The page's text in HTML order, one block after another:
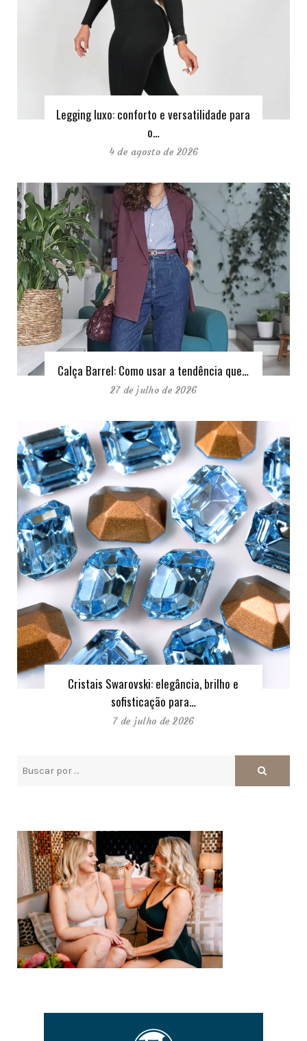
Legging luxo: conforto e versatilidade para
o…
4 de agosto de 2026
Calça Barrel: Como usar a tendência que…
27 de julho de 2026
Cristais Swarovski: elegância, brilho e
sofisticação para…
7 de julho de 2026